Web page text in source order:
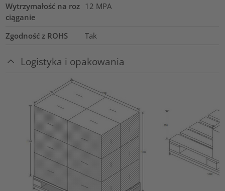
Wytrzymałość na roz
ciąganie
12 MPA
Zgodność z ROHS Tak
Logistyka i opakowania